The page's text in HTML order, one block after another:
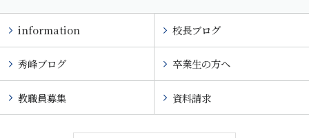
information 校長ブログ
秀峰ブログ 卒業生の方へ
教職員募集 資料請求